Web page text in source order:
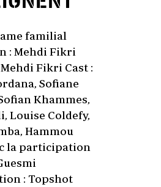
familial
: Mehdi Fikri
Fikri Cast :
Sofiane
Khammes,
Louise Coldefy,
Hammou
la participation
: Topshot